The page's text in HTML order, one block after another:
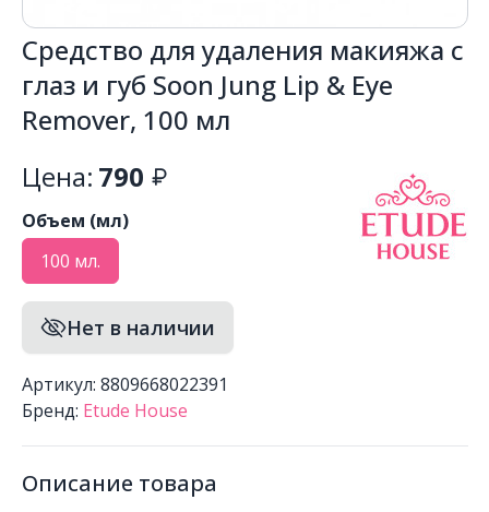
Средство для удаления макияжа с
глаз и губ Soon Jung Lip & Eye
Remover, 100 мл
Цена: 790
Объем (мл)
100 мл.
Нет в наличии
Артикул: 8809668022391
Бренд: Etude House
Описание товара